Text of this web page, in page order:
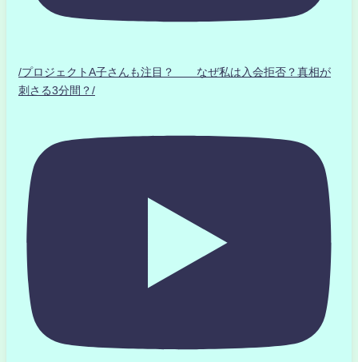
/プロジェクトA子さんも注目？ なぜ私は入会拒否？真相が
刺さる3分間？/